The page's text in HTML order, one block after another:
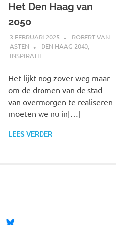
Het Den Haag van
2050
3 FEBRUARI 2025
ROBERT VAN
ASTEN
DEN HAAG 2040,
INSPIRATIE
Het lijkt nog zover weg maar
om de dromen van de stad
van overmorgen te realiseren
moeten we nu in[…]
LEES VERDER